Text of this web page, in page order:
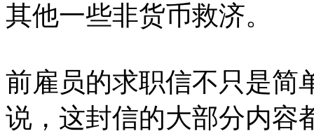
其他一些非货币救济。
前雇员的求职信不只是简
说，这封信的大部分内容